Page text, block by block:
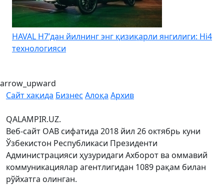
HAVAL H7’дан йилнинг энг қизиқарли янгилиги: Hi4
технологияси
arrow_upward
Сайт хақида Бизнес Алоқа Архив
QALAMPIR.UZ.
Веб-сайт ОАВ сифатида 2018 йил 26 октябрь куни
Ўзбекистон Республикаси Президенти
Администрацияси ҳузуридаги Ахборот ва оммавий
коммуникациялар агентлигидан 1089 рақам билан
рўйхатга олинган.